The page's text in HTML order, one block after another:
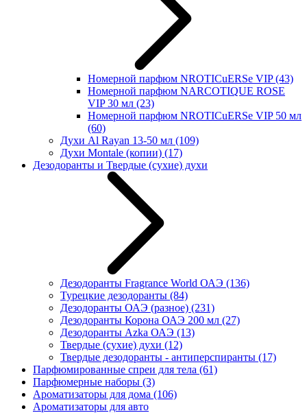
Номерной парфюм NROTICuERSe VIP(43)
Номерной парфюм NARCOTIQUE ROSE
VIP 30 мл (23)
Номерной парфюм NROTICuERSe VIP 50 мл
(60)
Духи Al Rayan 13-50 мл (109)
Духи Montale (копии) (17)
Дезодоранты и Твердые (сухие) духи
Дезодоранты Fragrance World ОАЭ (136)
Турецкие дезодоранты (84)
Дезодоранты ОАЭ (разное) (231)
Дезодоранты Корона ОАЭ 200 мл (27)
Дезодоранты Azka ОАЭ (13)
Твердые (сухие) духи (12)
Твердые дезодоранты - антиперспиранты (17)
Парфюмированные спреи для тела (61)
Парфюмерные наборы (3)
Ароматизаторы для дома (106)
Ароматизаторы для авто